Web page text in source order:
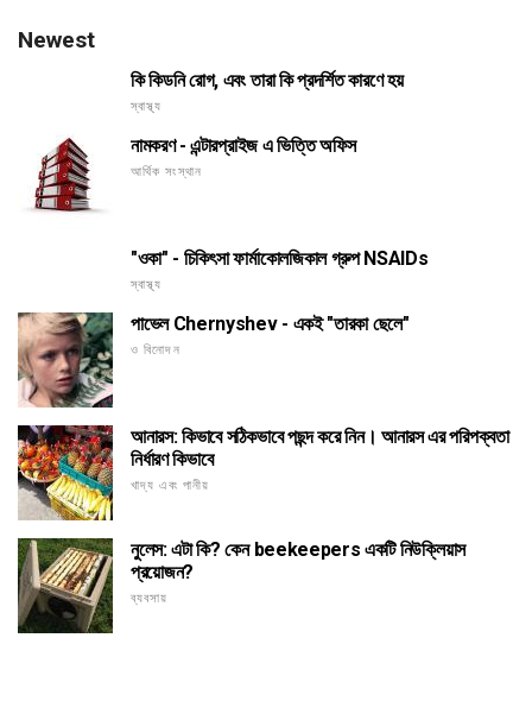
Newest
কি কিডনি রোগ, এবং তারা কি প্রদর্শিত কারণে হয়
স্বাস্থ্য
নামকরণ - এন্টারপ্রাইজ এ ভিত্তি অফিস
আর্থিক সংস্থান
"ওকা" - চিকিৎসা ফার্মাকোলজিকাল গ্রুপ NSAIDs
স্বাস্থ্য
পাভেল Chernyshev - একই "তারকা ছেলে"
ও বিনোদন
আনারস: কিভাবে সঠিকভাবে পছন্দ করে নিন। আনারস এর পরিপক্বতা
নির্ধারণ কিভাবে
খাদ্য এবং পানীয়
নুলেস: এটা কি? কেন beekeepers একটি নিউক্লিয়াস
প্রয়োজন?
ব্যবসায়